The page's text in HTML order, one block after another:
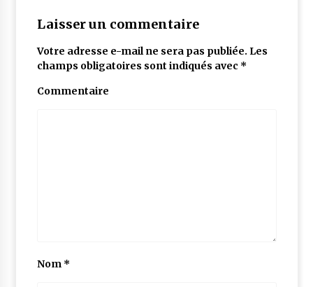
Laisser un commentaire
Votre adresse e-mail ne sera pas publiée. Les
champs obligatoires sont indiqués avec *
Commentaire
Nom *